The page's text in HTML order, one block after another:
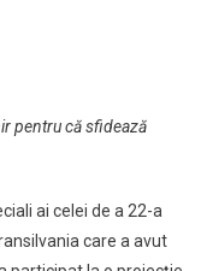
pentru că sfidează
ai celei de a 22-a
care a avut